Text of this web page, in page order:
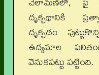
దృక్పథానికి
దృక్పథం
ఉద్యమాల
వెనుకపట్టు పట్టింది.